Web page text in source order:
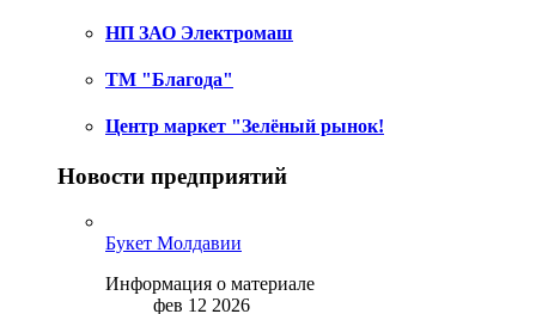
НП ЗАО Электромаш
ТМ "Благода"
Центр маркет "Зелёный рынок!
Новости предприятий
Букет Молдавии
Информация о материале
фев 12 2026